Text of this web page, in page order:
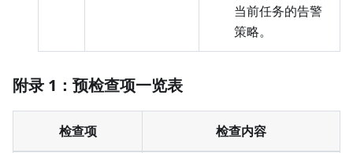
当前任务的告警
策略。
附录 1：预检查项一览表
检查项 检查内容